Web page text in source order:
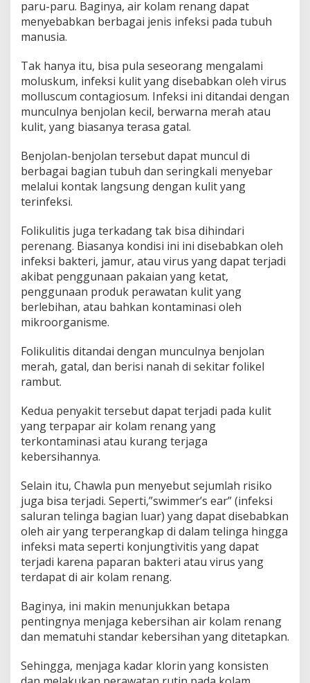
paru-paru. Baginya, air kolam renang dapat
menyebabkan berbagai jenis infeksi pada tubuh
manusia.
Tak hanya itu, bisa pula seseorang mengalami
moluskum, infeksi kulit yang disebabkan oleh virus
molluscum contagiosum. Infeksi ini ditandai dengan
munculnya benjolan kecil, berwarna merah atau
kulit, yang biasanya terasa gatal.
Benjolan-benjolan tersebut dapat muncul di
berbagai bagian tubuh dan seringkali menyebar
melalui kontak langsung dengan kulit yang
terinfeksi.
Folikulitis juga terkadang tak bisa dihindari
perenang. Biasanya kondisi ini ini disebabkan oleh
infeksi bakteri, jamur, atau virus yang dapat terjadi
akibat penggunaan pakaian yang ketat,
penggunaan produk perawatan kulit yang
berlebihan, atau bahkan kontaminasi oleh
mikroorganisme.
Folikulitis ditandai dengan munculnya benjolan
merah, gatal, dan berisi nanah di sekitar folikel
rambut.
Kedua penyakit tersebut dapat terjadi pada kulit
yang terpapar air kolam renang yang
terkontaminasi atau kurang terjaga
kebersihannya.
Selain itu, Chawla pun menyebut sejumlah risiko
juga bisa terjadi. Seperti,”swimmer’s ear” (infeksi
saluran telinga bagian luar) yang dapat disebabkan
oleh air yang terperangkap di dalam telinga hingga
infeksi mata seperti konjungtivitis yang dapat
terjadi karena paparan bakteri atau virus yang
terdapat di air kolam renang.
Baginya, ini makin menunjukkan betapa
pentingnya menjaga kebersihan air kolam renang
dan mematuhi standar kebersihan yang ditetapkan.
Sehingga, menjaga kadar klorin yang konsisten